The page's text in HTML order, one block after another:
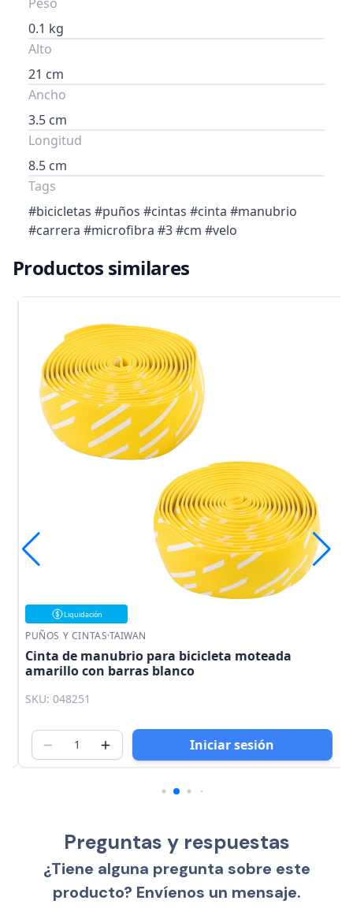
0.1 kg
Alto
21 cm
Ancho
3.5 cm
Longitud
8.5 cm
Tags
#bicicletas #puños #cintas #cinta #manubrio
#carrera #microfibra #3 #cm #velo
Productos similares
Liquidación
PUÑOS Y CINTAS·TAIWAN
Cinta de manubrio para bicicleta moteada
amarillo con barras blanco
SKU: 048251
Iniciar sesión
Preguntas y respuestas
¿Tiene alguna pregunta sobre este
producto? Envíenos un mensaje.